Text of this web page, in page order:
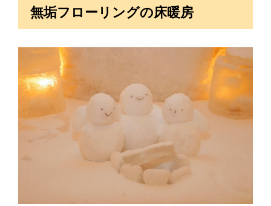
無垢フローリングの床暖房